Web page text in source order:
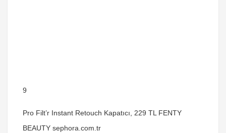
9
Pro Filt’r Instant Retouch Kapatıcı, 229 TL FENTY
BEAUTY sephora.com.tr